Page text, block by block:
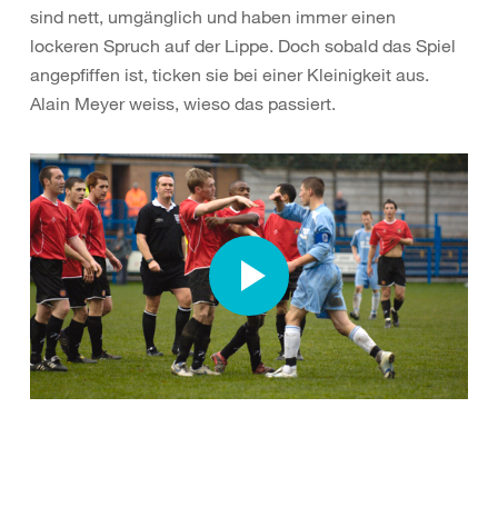
sind nett, umgänglich und haben immer einen
lockeren Spruch auf der Lippe. Doch sobald das Spiel
angepfiffen ist, ticken sie bei einer Kleinigkeit aus.
Alain Meyer weiss, wieso das passiert.